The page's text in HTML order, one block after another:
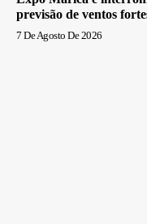
previsão de ventos
7 De Agosto De 2026